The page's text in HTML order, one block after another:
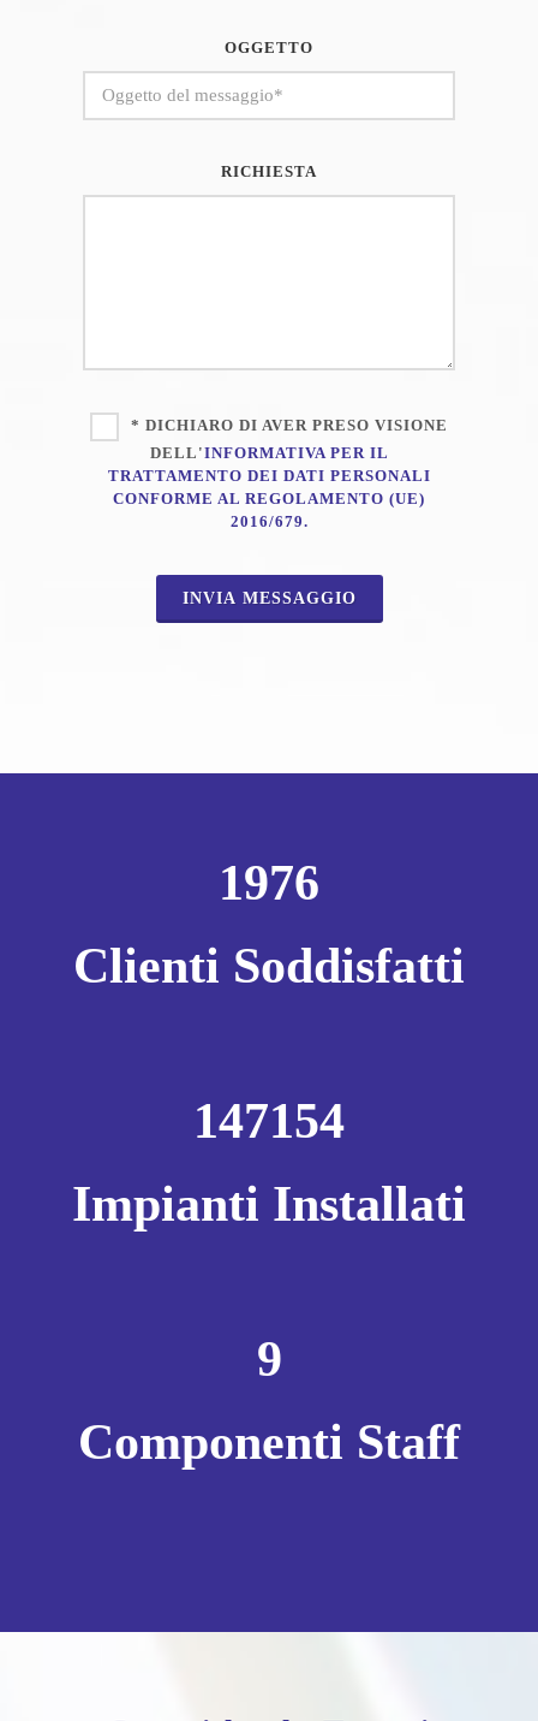
OGGETTO
RICHIESTA
* DICHIARO DI AVER PRESO VISIONE
DELL'INFORMATIVA PER IL
TRATTAMENTO DEI DATI PERSONALI
CONFORME AL REGOLAMENTO (UE)
2016/679.
INVIA MESSAGGIO
1976
Clienti Soddisfatti
147154
Impianti Installati
9
Componenti Staff